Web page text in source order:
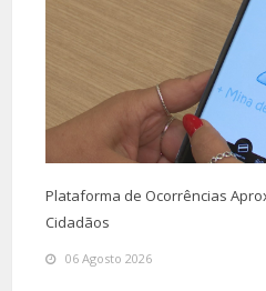
Plataforma de Ocorrências
Cidadãos
06 Agosto 2026